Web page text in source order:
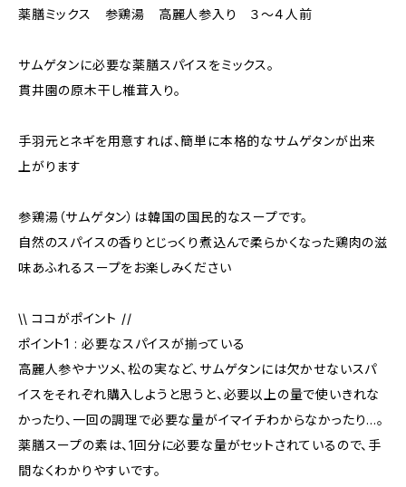
薬膳ミックス 参鶏湯 高麗人参入り ３～４人前
サムゲタンに必要な薬膳スパイスをミックス。
貫井園の原木干し椎茸入り。
手羽元とネギを用意すれば、簡単に本格的なサムゲタンが出来
上がります
参鶏湯（サムゲタン）は韓国の国民的なスープです。
自然のスパイスの香りとじっくり煮込んで柔らかくなった鶏肉の滋
味あふれるスープをお楽しみください
\\ ココがポイント //
ポイント1 : 必要なスパイスが揃っている
高麗人参やナツメ、松の実など、サムゲタンには欠かせないスパ
イスをそれぞれ購入しようと思うと、必要以上の量で使いきれな
かったり、一回の調理で必要な量がイマイチわからなかったり…。
薬膳スープの素は、1回分に必要な量がセットされているので、手
間なくわかりやすいです。